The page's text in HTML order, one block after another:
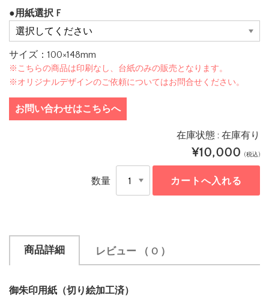
●用紙選択 F
サイズ：100×148mm
※こちらの商品は印刷なし、台紙のみの販売となります。
※オリジナルデザインのご依頼についてはお問合せください。
お問い合わせはこちらへ
在庫状態 : 在庫有り
¥10,000 (税込)
数量
商品詳細 レビュー （ 0 ）
御朱印用紙（切り絵加工済）